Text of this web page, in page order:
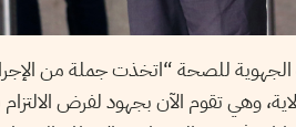
الجهوية للصحة “اتخذت جملة من
وهي تقوم الآن بجهود لفرض